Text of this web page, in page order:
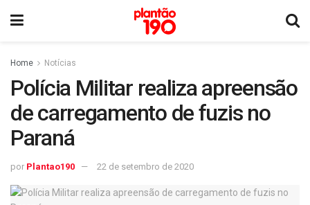
Home Notícias
Polícia Militar realiza apreensão
de carregamento de fuzis no
Paraná
por Plantao190 22 de setembro de 2020